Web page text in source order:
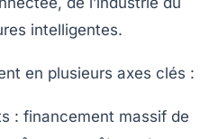
intelligentes.
en plusieurs axes clés :
: financement massif de